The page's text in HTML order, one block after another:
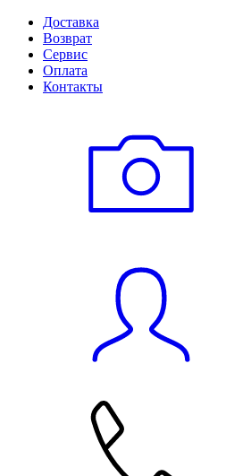
Доставка
Возврат
Сервис
Оплата
Контакты